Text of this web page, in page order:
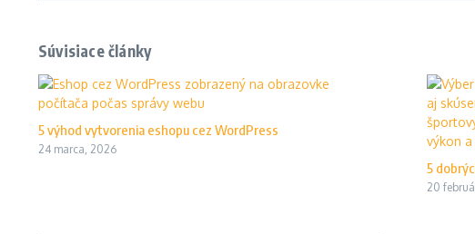
Súvisiace články
5 výhod vytvorenia eshopu cez WordPress
24 marca, 2026
5
20